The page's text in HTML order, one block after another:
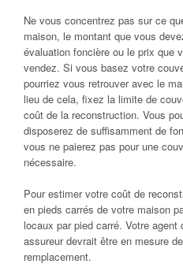
Ne vous concentrez pas sur ce
maison, le montant que vous
évaluation foncière ou le prix que
vendez. Si vous basez votre
pourriez vous retrouver avec le
lieu de cela, fixez la limite de
coût de la reconstruction. Vous
disposerez de suffisamment de
vous ne paierez pas pour une
nécessaire.
Pour estimer votre coût de
en pieds carrés de votre maison
locaux par pied carré. Votre agent
assureur devrait être en mesure
remplacement.